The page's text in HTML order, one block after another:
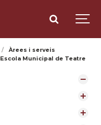
Àrees i serveis
Escola Municipal de Teatre